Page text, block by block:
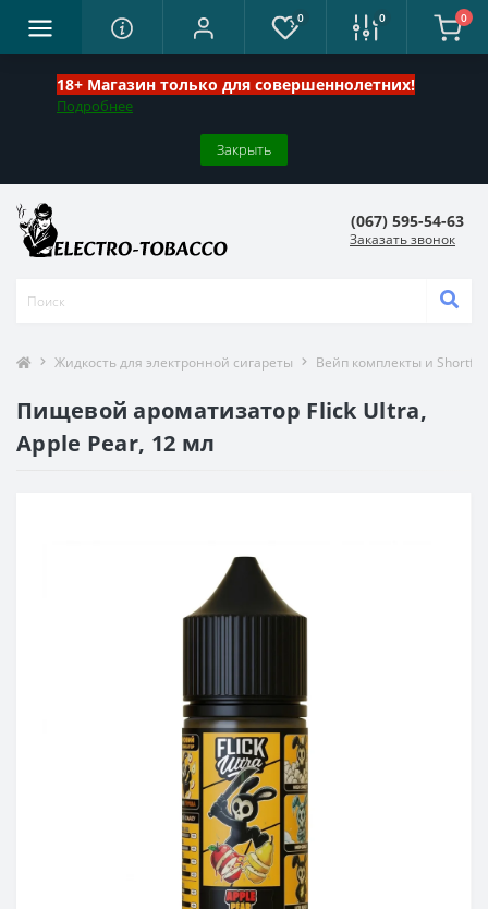
18+ Магазин только для совершеннолетних!
Подробнее
Закрыть
0 0 0
(067) 595-54-63
Заказать звонок
Жидкость для электронной сигареты Вейп комплекты и
Пищевой ароматизатор Flick Ultra,
Apple Pear, 12 мл